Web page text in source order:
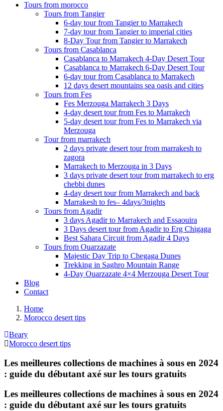
Tours from morocco
Tours from Tangier
6-day tour from Tangier to Marrakech
7-day tour from Tangier to imperial cities
8-Day Tour from Tangier to Marrakech
Tours from Casablanca
Casablanca to Marrakech 4-Day Desert Tour
Casablanca to Marrakech 6-Day Desert Tour
6-day tour from Casablanca to Marrakech
12 days desert mountains sea oasis and cities
Tours from Fes
Fes Merzouga Marrakech 3 Days
4-day desert tour from Fes to Marrakech
5-day desert tour from Fes to Marrakech via
Merzouga
Tour from marrakech
2 days private desert tour from marrakesh to
zagora
Marrakech to Merzouga in 3 Days
3 days private desert tour from marrakech to erg
chebbi dunes
4-day desert tour from Marrakech and back
Marrakesh to fes– 4days/3nights
Tours from Agadir
3 days Agadir to Marrakech and Essaouira
3 Days desert tour from Agadir to Erg Chigaga
Best Sahara Circuit from Agadir 4 Days
Tours from Ouarzazate
Majestic Day Trip to Chegaga Dunes
Trekking in Saghro Mountain Range
4-Day Ouarzazate 4×4 Merzouga Desert Tour
Blog
Contact
Home
Morocco desert tips
Beary
Morocco desert tips
Les meilleures collections de machines à sous en 2024
: guide du débutant axé sur les tours gratuits
Les meilleures collections de machines à sous en 2024
: guide du débutant axé sur les tours gratuits